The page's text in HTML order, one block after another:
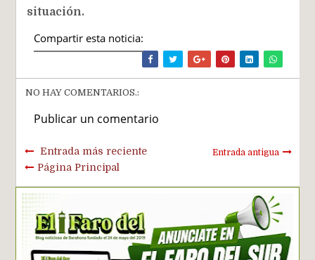
situación.
Compartir esta noticia:
NO HAY COMENTARIOS.:
Publicar un comentario
Entrada más reciente Entrada antigua
Página Principal